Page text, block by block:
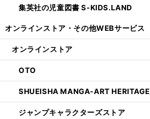
集英社の児童図書 S-KIDS.LAND
オンラインストア・ その他WEBサービス
オンラインストア
OTO
SHUEISHA MANGA-ART HERITAGE
ジャンプキャラクターズストア